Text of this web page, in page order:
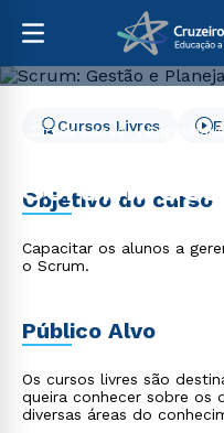
Cursos Livres
Scrum:
Cursos Livres
Objetivo do curso
Capacitar os alunos a
o Scrum.
Público Alvo
Os cursos livres são
queira conhecer sobre os
diversas áreas do